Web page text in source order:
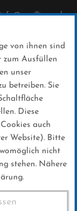
willingen.de
von ihnen sind
zum Ausfüllen
unser
betreiben. Sie
Diese
auch
Website). Bitte
nicht
stehen. Nähere